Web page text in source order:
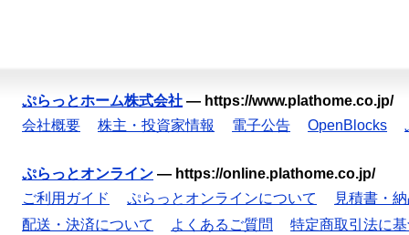
ぷらっとホーム株式会社 — https://www.plathome.co.jp/
会社概要
株主・投資家情報 電子公告 OpenBlocks
ぷらっとオンライン — https://online.plathome.co.jp/
ご利用ガイド
ぷらっとオンラインについて
見積書・
配送・決済について
よくあるご質問
特定商取引法に